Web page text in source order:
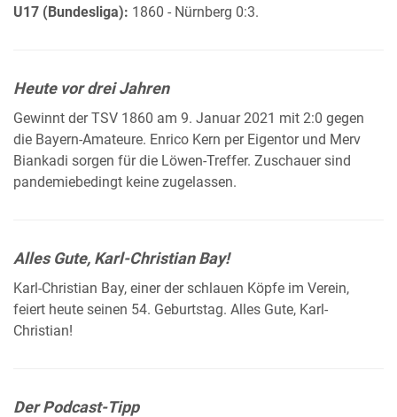
U17 (Bundesliga): 1860 - Nürnberg 0:3.
Heute vor drei Jahren
Gewinnt der TSV 1860 am 9. Januar 2021 mit 2:0 gegen
die Bayern-Amateure. Enrico Kern per Eigentor und Merv
Biankadi sorgen für die Löwen-Treffer. Zuschauer sind
pandemiebedingt keine zugelassen.
Alles Gute, Karl-Christian Bay!
Karl-Christian Bay, einer der schlauen Köpfe im Verein,
feiert heute seinen 54. Geburtstag. Alles Gute, Karl-
Christian!
Der Podcast-Tipp